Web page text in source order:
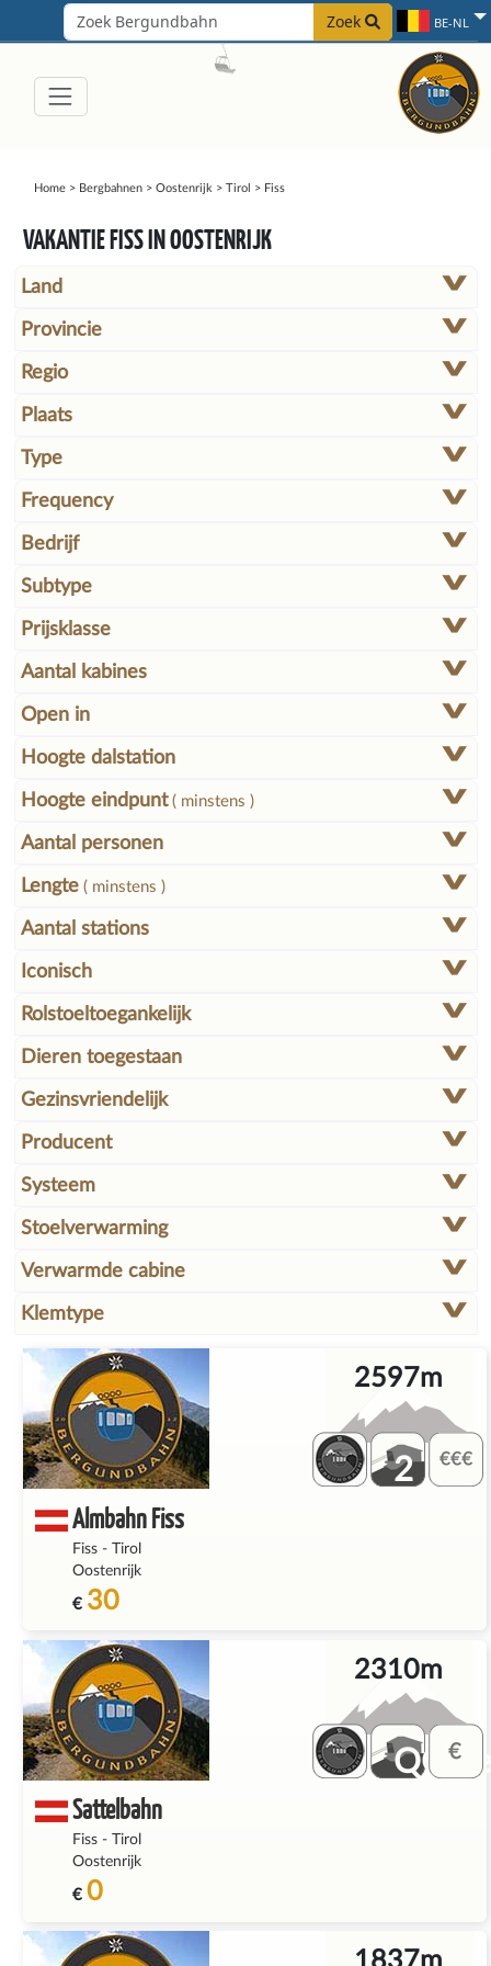
Zoek BE-NL
Home> Bergbahnen> Oostenrijk > Tirol > Fiss
VAKANTIE FISS IN OOSTENRIJK
Land
Provincie
Regio
Plaats
Type
Frequency
Bedrijf
Subtype
Prijsklasse
Aantal kabines
Open in
Hoogte dalstation
Hoogte eindpunt( minstens )
Aantal personen
Lengte( minstens )
Aantal stations
Iconisch
Rolstoeltoegankelijk
Dieren toegestaan
Gezinsvriendelijk
Producent
Systeem
Stoelverwarming
Verwarmde cabine
Klemtype
Almbahn Fiss
Fiss-
Tirol
Oostenrijk
€ 30
2597m
2
Sattelbahn
Fiss-
Tirol
Oostenrijk
€ 0
2310m